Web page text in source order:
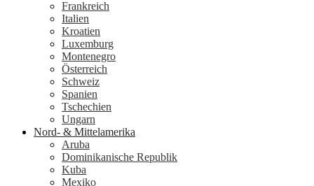
Frankreich
Italien
Kroatien
Luxemburg
Montenegro
Österreich
Schweiz
Spanien
Tschechien
Ungarn
Nord- & Mittelamerika
Aruba
Dominikanische Republik
Kuba
Mexiko